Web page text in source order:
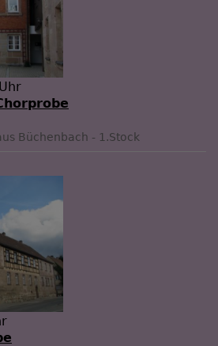
Büchenbach - 1.Stock